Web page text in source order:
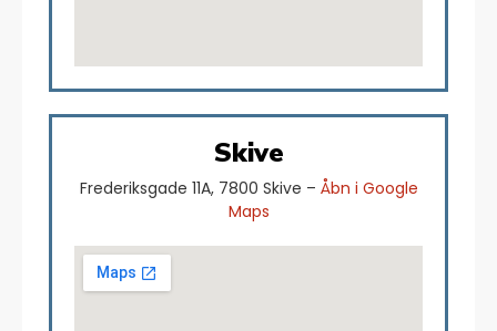
Skive
Frederiksgade 11A, 7800 Skive – Åbn i Google
Maps